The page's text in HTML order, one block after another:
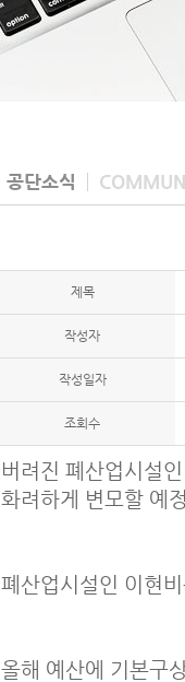
공단소식
제목
작성자
작성일자
조회수
버려진 폐산업시설
화려하게 변모할 예
폐산업시설인 이현
올해 예산에 기본구